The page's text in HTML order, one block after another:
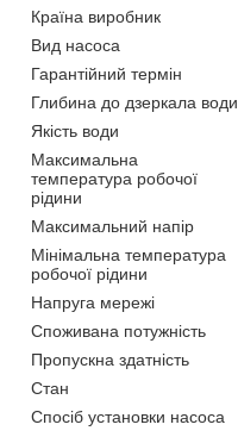
Країна виробник
Вид насоса
Гарантійний термін
Глибина до дзеркала води
Якість води
Максимальна
температура робочої
рідини
Максимальний напір
Мінімальна температура
робочої рідини
Напруга мережі
Споживана потужність
Пропускна здатність
Стан
Спосіб установки насоса